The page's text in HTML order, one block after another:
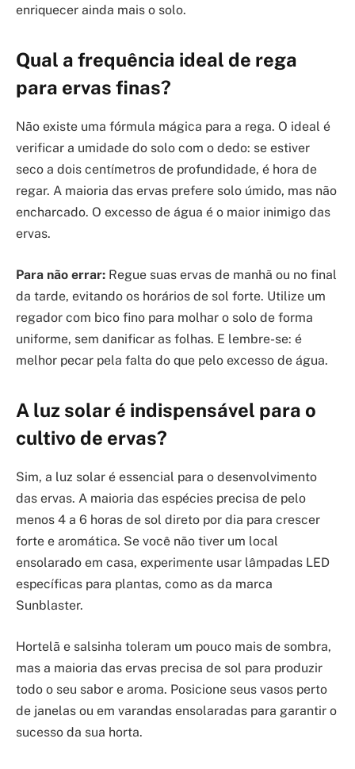
enriquecer ainda mais o solo.
Qual a frequência ideal de rega
para ervas finas?
Não existe uma fórmula mágica para a rega. O ideal é
verificar a umidade do solo com o dedo: se estiver
seco a dois centímetros de profundidade, é hora de
regar. A maioria das ervas prefere solo úmido, mas não
encharcado. O excesso de água é o maior inimigo das
ervas.
Para não errar: Regue suas ervas de manhã ou no final
da tarde, evitando os horários de sol forte. Utilize um
regador com bico fino para molhar o solo de forma
uniforme, sem danificar as folhas. E lembre-se: é
melhor pecar pela falta do que pelo excesso de água.
A luz solar é indispensável para o
cultivo de ervas?
Sim, a luz solar é essencial para o desenvolvimento
das ervas. A maioria das espécies precisa de pelo
menos 4 a 6 horas de sol direto por dia para crescer
forte e aromática. Se você não tiver um local
ensolarado em casa, experimente usar lâmpadas LED
específicas para plantas, como as da marca
Sunblaster.
Hortelã e salsinha toleram um pouco mais de sombra,
mas a maioria das ervas precisa de sol para produzir
todo o seu sabor e aroma. Posicione seus vasos perto
de janelas ou em varandas ensolaradas para garantir o
sucesso da sua horta.